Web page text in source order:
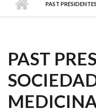
PAST
PAST